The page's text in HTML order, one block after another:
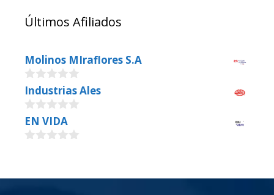
Últimos Afiliados
Molinos MIraflores S.A
0
o
u
t
o
f
Industrias Ales
0
o
u
5
EN VIDA
t